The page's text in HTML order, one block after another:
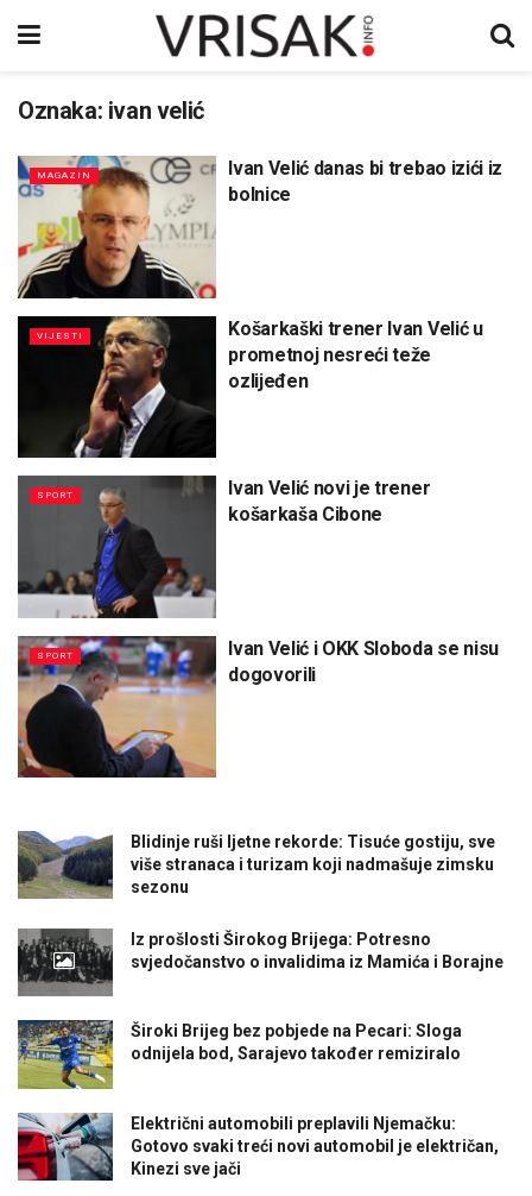
Oznaka: ivan velić
MAGAZIN
Ivan Velić danas bi trebao izići iz
bolnice
VIJESTI
Košarkaški trener Ivan Velić u
prometnoj nesreći teže
ozlijeđen
SPORT
Ivan Velić novi je trener
košarkaša Cibone
SPORT
Ivan Velić i OKK Sloboda se nisu
dogovorili
Blidinje ruši ljetne rekorde: Tisuće gostiju, sve
više stranaca i turizam koji nadmašuje zimsku
sezonu
Iz prošlosti Širokog Brijega: Potresno
svjedočanstvo o invalidima iz Mamića i Borajne
Široki Brijeg bez pobjede na Pecari: Sloga
odnijela bod, Sarajevo također remiziralo
Električni automobili preplavili Njemačku:
Gotovo svaki treći novi automobil je električan,
Kinezi sve jači